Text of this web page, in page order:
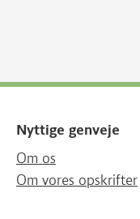
Nyttige genveje
Om os
Om vores opskrifter